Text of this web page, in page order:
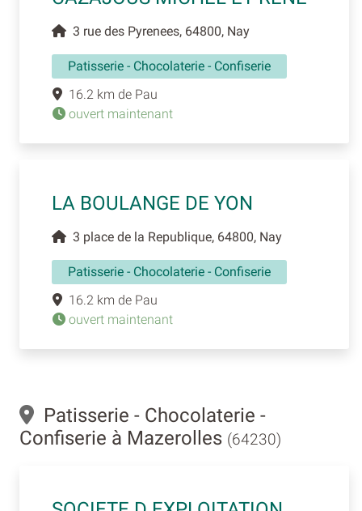
3 rue des Pyrenees, 64800, Nay
Patisserie - Chocolaterie - Confiserie
16.2 km de Pau
ouvert maintenant
LA BOULANGE DE YON
3 place de la Republique, 64800, Nay
Patisserie - Chocolaterie - Confiserie
16.2 km de Pau
ouvert maintenant
Patisserie - Chocolaterie -
Confiserie à Mazerolles (64230)